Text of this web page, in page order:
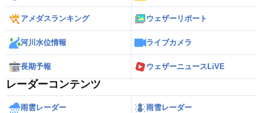
アメダスランキング ウェザーリポート
河川水位情報 ライブカメラ
長期予報 ウェザーニュースLiVE
レーダーコンテンツ
雨雲レーダー 雨雪レーダー